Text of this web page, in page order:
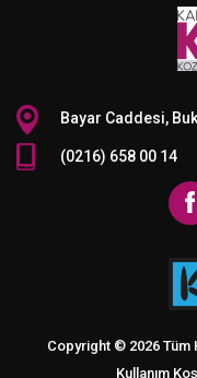
Bayar Caddesi,
(0216) 658 00 14
Copyright © 2026 Tüm
Kullanım